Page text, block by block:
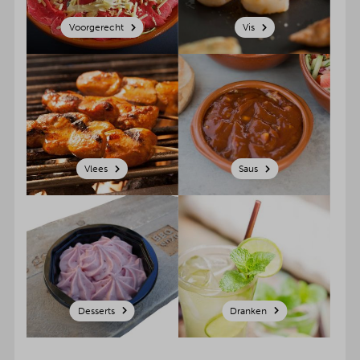
Voorgerecht Vis
Vlees Saus
Desserts Dranken